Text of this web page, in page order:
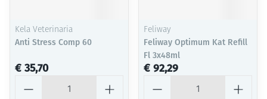
Kela Veterinaria
Anti Stress Comp 60
€ 35,70
Feliway
Feliway Optimum Kat Refill
Fl 3x48ml
€ 92,29